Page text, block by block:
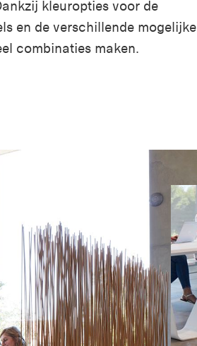
kleuropties voor de
en de verschillende mogelijke
combinaties maken.